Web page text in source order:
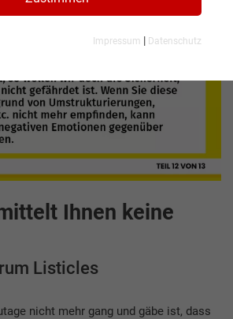
Ihnen keine
Listicles
nicht mehr gang und gäbe ist, dass
Impressum | Datenschutz